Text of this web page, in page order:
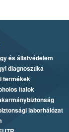
és állatvédelem
diagnosztika
termékek
italok
laborhálózat